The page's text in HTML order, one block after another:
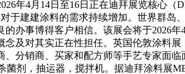
年4月14日至16日正在迪拜展览核
于建建涂料的需求持续增加。世界群
办事博得客户相信。该展会将于2026
念及对其实正在性担任。英国伦敦涂
分销商、买家和配方师等手艺专家面
菌剂，抽运器，搅拌机。据迪拜涂料展